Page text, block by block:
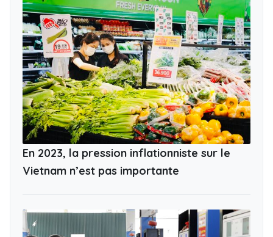
En 2023, la pression inflationniste sur le
Vietnam n’est pas importante